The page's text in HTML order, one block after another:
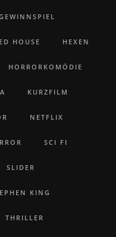
HOUSE HEXEN
HORRORKOMÖDIE
KURZFILM
NETFLIX
SCI FI
SLIDER
KING
THRILLER